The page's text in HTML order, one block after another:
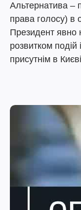
Альтернатива –
права голосу) в
Президент явно
розвитком подій
присутнім в